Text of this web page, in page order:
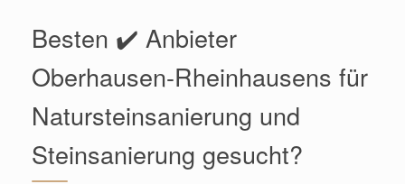
Besten ✔️ Anbieter
Oberhausen-Rheinhausens für
Natursteinsanierung und
Steinsanierung gesucht?